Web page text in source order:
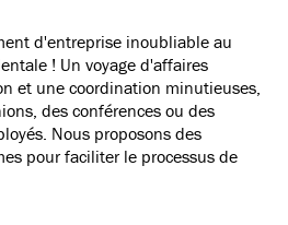
d'entreprise inoubliable au
! Un voyage d'affaires
et une coordination minutieuses,
des conférences ou des
Nous proposons des
pour faciliter le processus de